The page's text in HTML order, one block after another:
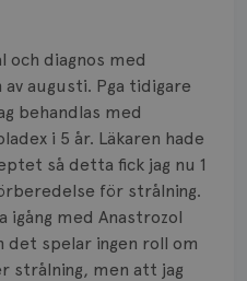
och diagnos med
augusti. Pga tidigare
behandlas med
i 5 år. Läkaren hade
så detta fick jag nu 1
för strålning.
igång med Anastrozol
det spelar ingen roll om
strålning, men att jag